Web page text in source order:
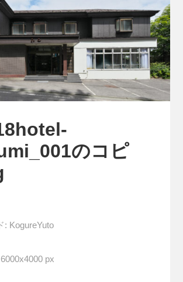
のコピ
: KogureYuto
px